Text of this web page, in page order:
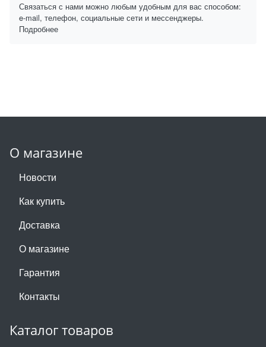
Связаться с нами можно любым удобным для вас способом:
e-mail, телефон, социальные сети и мессенджеры.
Подробнее
О магазине
Новости
Как купить
Доставка
О магазине
Гарантия
Контакты
Каталог товаров